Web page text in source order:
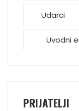
Udarci
Uvodni
PRIJATELJI